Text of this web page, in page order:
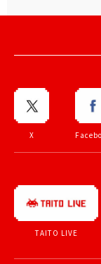
X
TAITO LIVE